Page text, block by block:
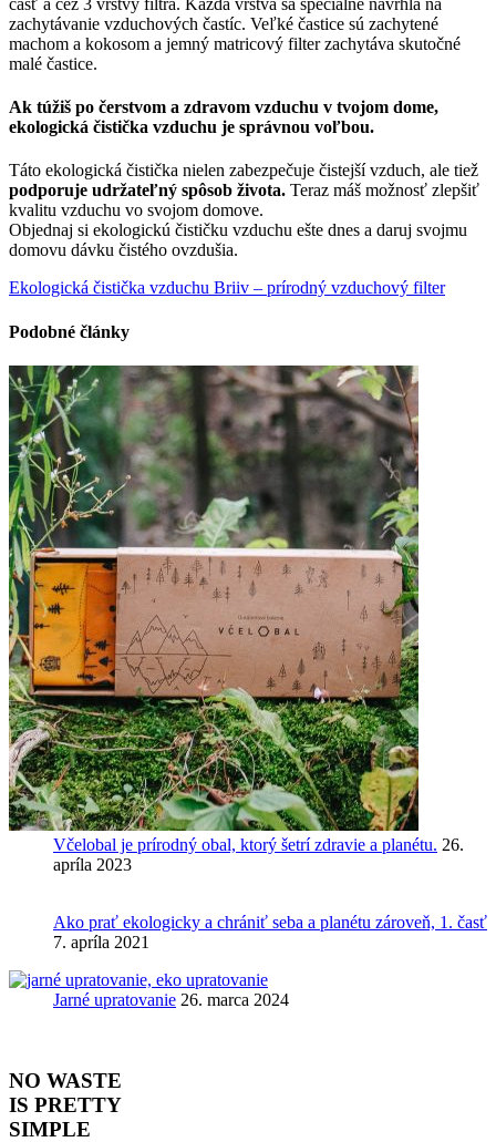
časť a cez 3 vrstvy filtra. Každá vrstva sa špeciálne navrhla na
zachytávanie vzduchových častíc. Veľké častice sú zachytené
machom a kokosom a jemný matricový filter zachytáva skutočné
malé častice.
Ak túžiš po čerstvom a zdravom vzduchu v tvojom dome,
ekologická čistička vzduchu je správnou voľbou.
Táto ekologická čistička nielen zabezpečuje čistejší vzduch, ale tiež
podporuje udržateľný spôsob života. Teraz máš možnosť zlepšiť
kvalitu vzduchu vo svojom domove.
Objednaj si ekologickú čističku vzduchu ešte dnes a daruj svojmu
domovu dávku čistého ovzdušia.
Ekologická čistička vzduchu Briiv – prírodný vzduchový filter
Podobné články
Včelobal je prírodný obal, ktorý šetrí zdravie a planétu. 26.
apríla 2023
Ako prať ekologicky a chrániť seba a planétu zároveň, 1. časť
7. apríla 2021
Jarné upratovanie 26. marca 2024
NO WASTE
IS PRETTY
SIMPLE